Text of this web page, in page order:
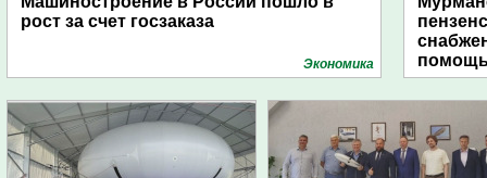
рост за счет госзаказа
Экономика